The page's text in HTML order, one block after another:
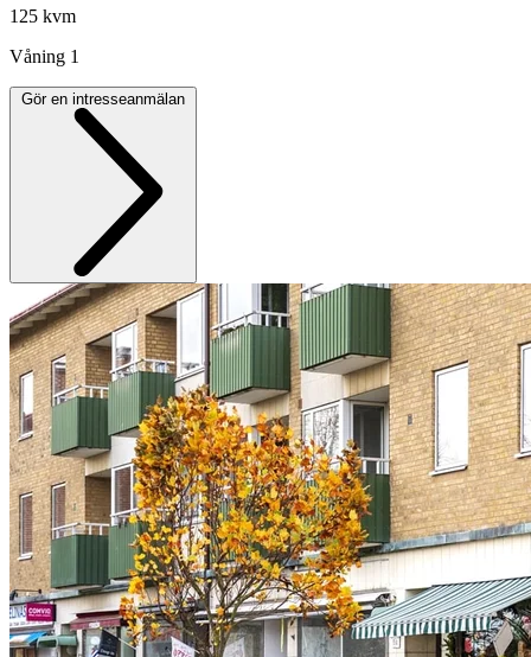
125 kvm
Våning 1
Gör en intresseanmälan